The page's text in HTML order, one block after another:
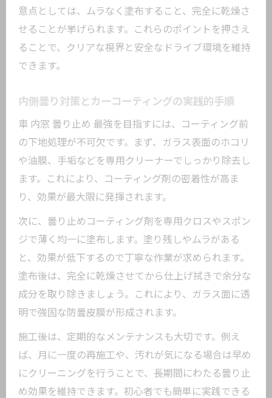
意点としては、ムラなく塗布すること、完全に乾燥さ
せることが挙げられます。これらのポイントを押さえ
ることで、クリアな視界と安全なドライブ環境を維持
できます。
内側曇り対策とカーコーティングの実践的手順
車 内窓 曇り止め 最強を目指すには、コーティング前
の下地処理が不可欠です。まず、ガラス表面のホコリ
や油膜、手垢などを専用クリーナーでしっかり除去し
ます。これにより、コーティング剤の密着性が高ま
り、効果が最大限に発揮されます。
次に、曇り止めコーティング剤を専用クロスやスポン
ジで薄く均一に塗布します。塗り残しやムラがある
と、効果が低下するので丁寧な作業が求められます。
塗布後は、完全に乾燥させてから仕上げ拭きで余分な
成分を取り除きましょう。これにより、ガラス面に透
明で強固な防曇皮膜が形成されます。
施工後は、定期的なメンテナンスも大切です。例え
ば、月に一度の再施工や、汚れが気になる場合は早め
にクリーニングを行うことで、長期間にわたる曇り止
め効果を維持できます。初心者でも簡単に実践できる